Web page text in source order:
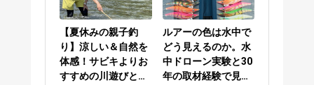
【夏休みの親子釣
り】涼しい＆自然を
体感！サビキよりお
すすめの川遊びと
ルアーの色は水中で
どう見えるのか。水
中ドローン実験と30
年の取材経験で見え